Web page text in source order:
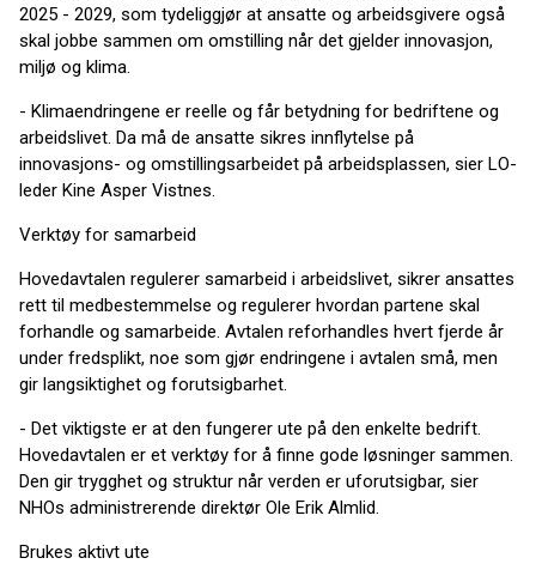
2025 - 2029, som tydeliggjør at ansatte og arbeidsgivere også
skal jobbe sammen om omstilling når det gjelder innovasjon,
miljø og klima.
- Klimaendringene er reelle og får betydning for bedriftene og
arbeidslivet. Da må de ansatte sikres innflytelse på
innovasjons- og omstillingsarbeidet på arbeidsplassen, sier LO-
leder Kine Asper Vistnes.
Verktøy for samarbeid
Hovedavtalen regulerer samarbeid i arbeidslivet, sikrer ansattes
rett til medbestemmelse og regulerer hvordan partene skal
forhandle og samarbeide. Avtalen reforhandles hvert fjerde år
under fredsplikt, noe som gjør endringene i avtalen små, men
gir langsiktighet og forutsigbarhet.
- Det viktigste er at den fungerer ute på den enkelte bedrift.
Hovedavtalen er et verktøy for å finne gode løsninger sammen.
Den gir trygghet og struktur når verden er uforutsigbar, sier
NHOs administrerende direktør Ole Erik Almlid.
Brukes aktivt ute